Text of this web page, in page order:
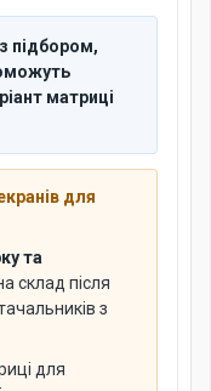
підбором,
матриці
для
та
склад після
з
для